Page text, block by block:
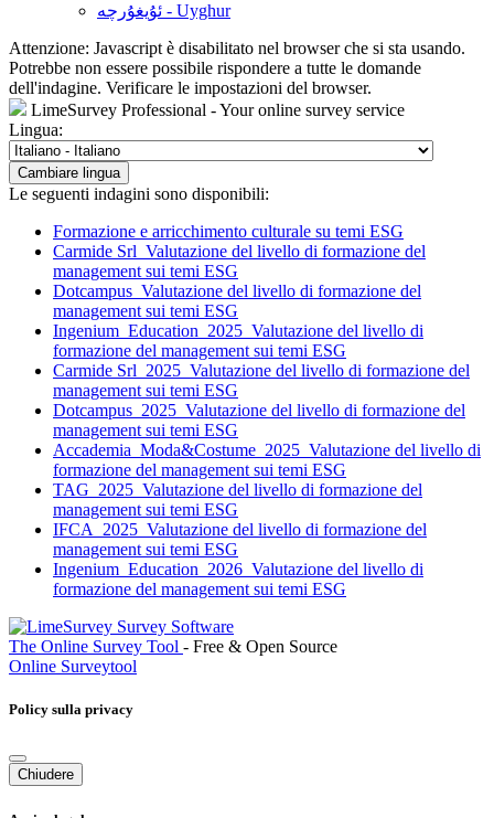
ئۇيغۇرچە - Uyghur
Attenzione: Javascript è disabilitato nel browser che si sta usando.
Potrebbe non essere possibile rispondere a tutte le domande
dell'indagine. Verificare le impostazioni del browser.
LimeSurvey Professional - Your online survey service
Lingua:
Cambiare lingua
Le seguenti indagini sono disponibili:
Formazione e arricchimento culturale su temi ESG
Carmide Srl_Valutazione del livello di formazione del
management sui temi ESG
Dotcampus_Valutazione del livello di formazione del
management sui temi ESG
Ingenium_Education_2025_Valutazione del livello di
formazione del management sui temi ESG
Carmide Srl_2025_Valutazione del livello di formazione del
management sui temi ESG
Dotcampus_2025_Valutazione del livello di formazione del
management sui temi ESG
Accademia_Moda&Costume_2025_Valutazione del livello di
formazione del management sui temi ESG
TAG_2025_Valutazione del livello di formazione del
management sui temi ESG
IFCA_2025_Valutazione del livello di formazione del
management sui temi ESG
Ingenium_Education_2026_Valutazione del livello di
formazione del management sui temi ESG
The Online Survey Tool - Free & Open Source
Online Surveytool
Policy sulla privacy
Chiudere